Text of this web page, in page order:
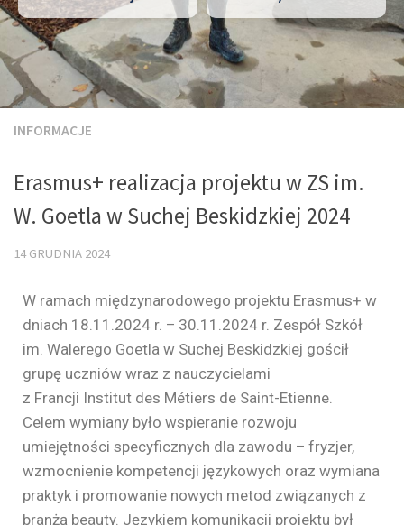
INFORMACJE
Erasmus+ realizacja projektu w ZS im.
W. Goetla w Suchej Beskidzkiej 2024
14 GRUDNIA 2024
W ramach międzynarodowego projektu Erasmus+ w
dniach 18.11.2024 r. – 30.11.2024 r. Zespół Szkół
im. Walerego Goetla w Suchej Beskidzkiej gościł
grupę uczniów wraz z nauczycielami
z Francji Institut des Métiers de Saint-Etienne.
Celem wymiany było wspieranie rozwoju
umiejętności specyficznych dla zawodu – fryzjer,
wzmocnienie kompetencji językowych oraz wymiana
praktyk i promowanie nowych metod związanych z
branżą beauty. Językiem komunikacji projektu był